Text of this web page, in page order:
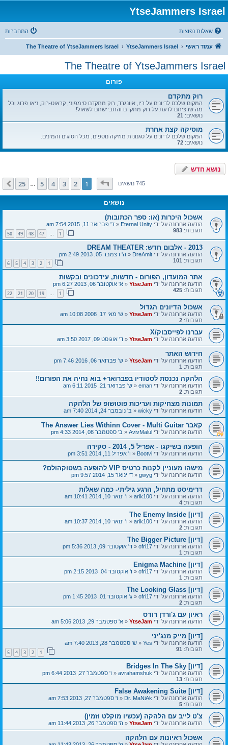
YtseJammers Israel
שאלות נפוצות התחברות
עמוד ראשי YtseJammers Israel
The Theatre of YtseJammers Israel
The Theatre of YtseJammers Israel
פורום
רוק מתקדם
המקום שלכם לדיונים על ריו, אוונגרד, רוק מתקדם סימפוני, קראוט-רוק, ניאו פרוג וכל
מה שרציתם לדעת על רוק מתקדם והתביישתם לשאול!
נושאים: 21
מוסיקה קצת אחרת
המקום שלכם לדיונים על סגנונות מוזיקה נוספים, מכל הסוגים והמינים.
נושאים: 72
נושא חדש
745 נושאיםדף1מתוך25
1
2
3
4
5
25 הבא
נושאים
אשכול היכרות (או: ספר הכתובות)
הודעה אחרונה על ידי Eternal Unity
«ד' פברואר 11, 2015 7:54 am
תגובות: 983
…
47
48
49
50
2013 - אלבום חדש: DREAM THEATER
הודעה אחרונה על ידי DreAmit
«ה' דצמבר 05, 2013 2:49 pm
תגובות: 101
2
3
4
5
6
אתר המועדון, הפורום - חדשות, עידכונים ובקשות
הודעה אחרונה על ידי YtseJam
«א' אוקטובר 06, 2013 6:27 pm
תגובות: 425
…
19
20
21
22
אשכול הדיונים הגדול
הודעה אחרונה על ידי YtseJam
«ש' מאי 17, 2008 10:08 am
תגובות: 2
עברנו לפייסבוק/X
הודעה אחרונה על ידי YtseJam
«ד' אוגוסט 09, 2017 3:50 am
חידוש האתר
הודעה אחרונה על ידי YtseJam
«ש' פברואר 06, 2016 7:46 pm
תגובות: 1
הלהקה נכנסת לסטודיו בפברואר+ בוא נחיה את הפורום!!
הודעה אחרונה על ידי eman
«ש' פברואר 21, 2015 6:11 am
תגובות: 2
תמונות מצחיקות ועריכות פוטושופ של הלהקה
הודעה אחרונה על ידי wicky
«ב' נובמבר 24, 2014 7:40 am
קאבר The Answer Lies Withinn Cover - Multi Guitar
הודעה אחרונה על ידי AvivMalul
«ב' ספטמבר 08, 2014 4:33 pm
הופעה בשיקגו - אפריל 5, 2014 - סקירה
הודעה אחרונה על ידי Bootvi
«ו' אפריל 11, 2014 3:51 pm
מישהו מעוניין לקנות כרטיס VIP להופעה בשטוקהולם?
הודעה אחרונה על ידי gwyg
«ד' ינואר 15, 2014 9:57 pm
דרימיסט מתחיל, הרגע גיליתי- כמה שאלות
הודעה אחרונה על ידי arik100
«ו' ינואר 10, 2014 10:41 am
תגובות: 4
[דיון] The Enemy Inside
הודעה אחרונה על ידי arik100
«ו' ינואר 10, 2014 10:37 am
תגובות: 2
[דיון] The Bigger Picture
הודעה אחרונה על ידי ofri17
«ד' אוקטובר 09, 2013 5:36 pm
תגובות: 1
[דיון] Enigma Machine
הודעה אחרונה על ידי ofri17
«ו' אוקטובר 04, 2013 2:15 pm
תגובות: 1
[דיון] The Looking Glass
הודעה אחרונה על ידי ofri17
«ג' אוקטובר 01, 2013 1:45 pm
תגובות: 2
ראיון עם ג'ורדן רודס
הודעה אחרונה על ידי YtseJam
«א' ספטמבר 29, 2013 5:06 am
[דיון] מייק מנג'יני
הודעה אחרונה על ידי Yes
«ש' ספטמבר 28, 2013 7:40 am
תגובות: 91
2
3
4
5
[דיון] Bridges In The Sky
הודעה אחרונה על ידי avrahamshuk
«ו' ספטמבר 27, 2013 6:44 pm
תגובות: 13
[דיון] False Awakening Suite
הודעה אחרונה על ידי Dr. MaNiAk
«ו' ספטמבר 27, 2013 7:53 am
תגובות: 5
צ'ט לייב עם הלהקה (עכשיו מוקלט וזמין)
הודעה אחרונה על ידי YtseJam
«ה' ספטמבר 26, 2013 11:44 am
אשכול ראיונות עם הלהקה